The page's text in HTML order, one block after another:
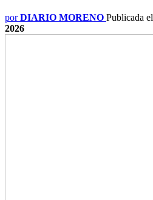
porDIARIO MORENO Publicada el
2026